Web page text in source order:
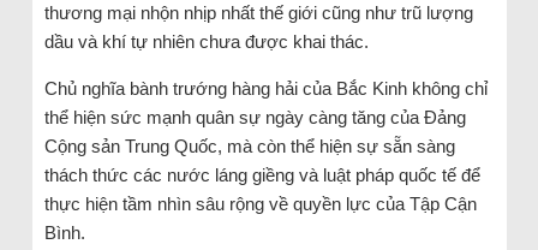
thương mại nhộn nhịp nhất thế giới cũng như trũ lượng
dầu và khí tự nhiên chưa được khai thác.
Chủ nghĩa bành trướng hàng hải của Bắc Kinh không chỉ
thể hiện sức mạnh quân sự ngày càng tăng của Đảng
Cộng sản Trung Quốc, mà còn thể hiện sự sẵn sàng
thách thức các nước láng giềng và luật pháp quốc tế để
thực hiện tầm nhìn sâu rộng về quyền lực của Tập Cận
Bình.